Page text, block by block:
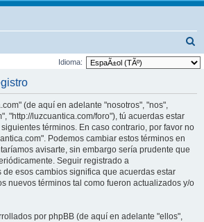
u
Idioma:
(de aquí en adelante "nosotros", "nos",
"http://luzcuantica.com/foro"), tú acuerdas estar
términos. En caso contrario, por favor no
Podemos cambiar estos términos en
avisarte, sin embargo sería prudente que
Seguir registrado a
esos cambios significa que acuerdas estar
nuevos términos tal como fueron actualizados y/o
por phpBB (de aquí en adelante "ellos",